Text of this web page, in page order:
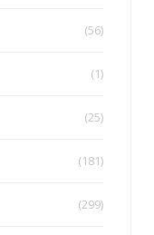
(56)
(1)
(25)
(181)
(299)